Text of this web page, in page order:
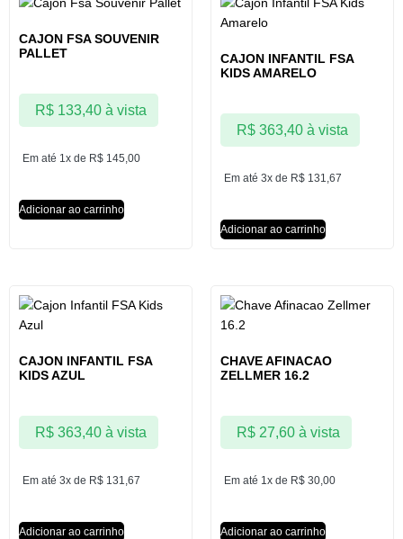
CAJON FSA SOUVENIR
PALLET
Em até 1x de R$ 145,00
R$133,40 à vista
Adicionar ao carrinho
CAJON INFANTIL FSA
KIDS AMARELO
Em até 3x de R$ 131,67
R$363,40 à vista
Adicionar ao carrinho
CAJON INFANTIL FSA
KIDS AZUL
Em até 3x de R$ 131,67
R$363,40 à vista
Adicionar ao carrinho
CHAVE AFINACAO
ZELLMER 16.2
Em até 1x de R$ 30,00
R$27,60 à vista
Adicionar ao carrinho